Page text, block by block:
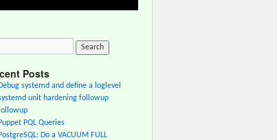
Posts
Debug systemd and define a loglevel
unit hardening followup
Puppet PQL Queries
PostgreSQL: Do a VACUUM FULL